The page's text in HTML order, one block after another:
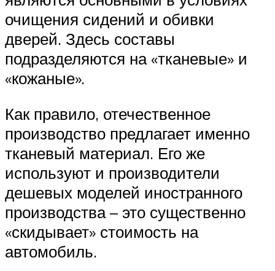
очищения сидений и обивки
дверей. Здесь составы
подразделяются на «тканевые» и
«кожаные».
Как правило, отечественное
производство предлагает именно
тканевый материал. Его же
используют и производители
дешевых моделей иностранного
производства – это существенно
«скидывает» стоимость на
автомобиль.